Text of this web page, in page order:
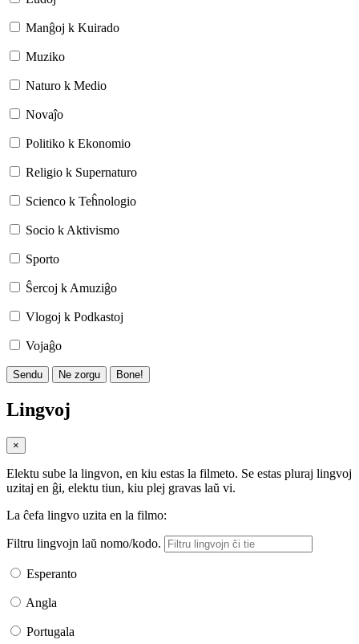
Manĝoj k Kuirado
Muziko
Naturo k Medio
Novaĵo
Politiko k Ekonomio
Religio k Supernaturo
Scienco k Teĥnologio
Socio k Aktivismo
Sporto
Ŝercoj k Amuziĝo
Vlogoj k Podkastoj
Vojaĝo
Sendu Ne zorgu Bone!
Lingvoj
×
Elektu sube la lingvon, en kiu estas la filmeto. Se estas pluraj lingvoj
uzitaj en ĝi, elektu tiun, kiu plej gravas laŭ vi.
La ĉefa lingvo uzita en la filmo:
Filtru lingvojn laŭ nomo/kodo.
Esperanto
Angla
Portugala